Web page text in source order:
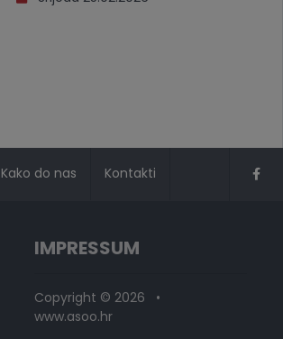
Kako do nas Kontakti
IMPRESSUM
Copyright © 2026 •
www.asoo.hr